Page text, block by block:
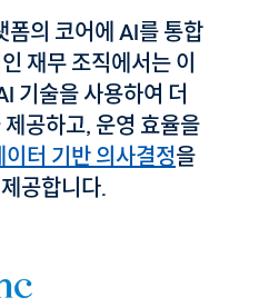
의 코어에 AI를 통합
재무 조직에서는 이
기술을 사용하여 더
공하고, 운영 효율을
이터 기반 의사결정을
공합니다.